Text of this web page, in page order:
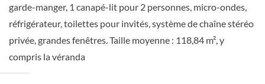
Terrasse ensoleillée
Suite
garde-manger, 1 canapé-lit pour 2 personnes, micro-ondes,
réfrigérateur, toilettes pour invités, système de chaîne stéréo
privée, grandes fenêtres. Taille moyenne : 118,84 m², y
compris la véranda